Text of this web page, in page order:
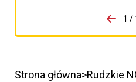
porzpedniego komunikatu
1 /
Strona główna Rudzkie